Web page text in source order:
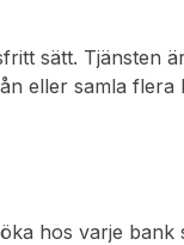
sätt. Tjänsten
eller samla flera
hos varje bank